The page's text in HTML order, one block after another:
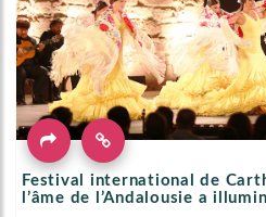
Festival international de
l’âme de l’Andalousie a